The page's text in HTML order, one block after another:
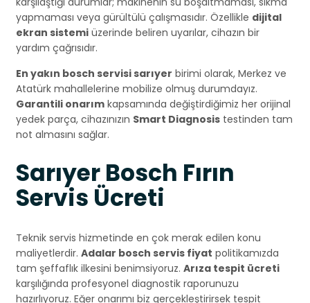
yapmaması veya gürültülü çalışmasıdır. Özellikle dijital
ekran sistemi üzerinde beliren uyarılar, cihazın bir
yardım çağrısıdır.
En yakın bosch servisi sarıyer birimi olarak, Merkez ve
Atatürk mahallelerine mobilize olmuş durumdayız.
Garantili onarım kapsamında değiştirdiğimiz her orijinal
yedek parça, cihazınızın Smart Diagnosis testinden tam
not almasını sağlar.
Sarıyer Bosch Fırın
Servis Ücreti
Teknik servis hizmetinde en çok merak edilen konu
maliyetlerdir. Adalar bosch servis fiyat politikamızda
tam şeffaflık ilkesini benimsiyoruz. Arıza tespit ücreti
karşılığında profesyonel diagnostik raporunuzu
hazırlıyoruz. Eğer onarımı biz gerçekleştirirsek tespit